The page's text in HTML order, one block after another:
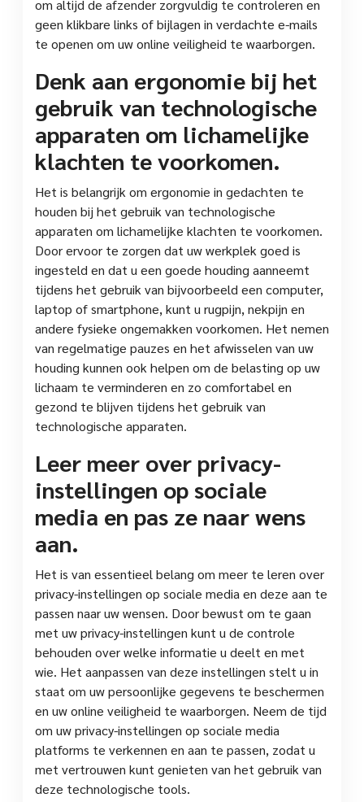
om altijd de afzender zorgvuldig te controleren en
geen klikbare links of bijlagen in verdachte e-mails
te openen om uw online veiligheid te waarborgen.
Denk aan ergonomie bij het
gebruik van technologische
apparaten om lichamelijke
klachten te voorkomen.
Het is belangrijk om ergonomie in gedachten te
houden bij het gebruik van technologische
apparaten om lichamelijke klachten te voorkomen.
Door ervoor te zorgen dat uw werkplek goed is
ingesteld en dat u een goede houding aanneemt
tijdens het gebruik van bijvoorbeeld een computer,
laptop of smartphone, kunt u rugpijn, nekpijn en
andere fysieke ongemakken voorkomen. Het nemen
van regelmatige pauzes en het afwisselen van uw
houding kunnen ook helpen om de belasting op uw
lichaam te verminderen en zo comfortabel en
gezond te blijven tijdens het gebruik van
technologische apparaten.
Leer meer over privacy-
instellingen op sociale
media en pas ze naar wens
aan.
Het is van essentieel belang om meer te leren over
privacy-instellingen op sociale media en deze aan te
passen naar uw wensen. Door bewust om te gaan
met uw privacy-instellingen kunt u de controle
behouden over welke informatie u deelt en met
wie. Het aanpassen van deze instellingen stelt u in
staat om uw persoonlijke gegevens te beschermen
en uw online veiligheid te waarborgen. Neem de tijd
om uw privacy-instellingen op sociale media
platforms te verkennen en aan te passen, zodat u
met vertrouwen kunt genieten van het gebruik van
deze technologische tools.